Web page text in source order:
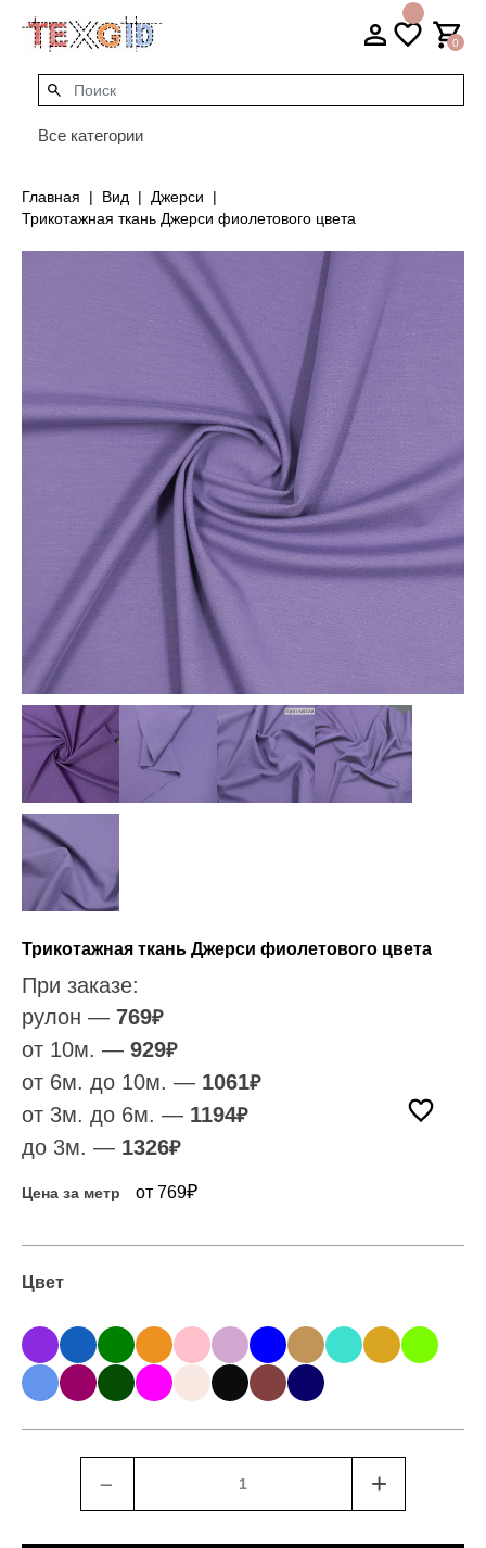
0
Все категории
Главная Вид
Джерси
Трикотажная ткань Джерси фиолетового цвета
Трикотажная ткань Джерси фиолетового цвета
При заказе:
рулон — 769₽
от 10м. — 929₽
от 6м. до 10м. — 1061₽
от 3м. до 6м. — 1194₽
до 3м. — 1326₽
Цена за метр от 769₽
Цвет
﹣ +